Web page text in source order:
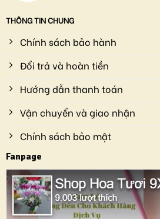
THÔNG TIN CHUNG
Chính sách bảo hành
Đổi trả và hoàn tiền
Hướng dẫn thanh toán
Vận chuyển và giao nhận
Chính sách bảo mật
Fanpage